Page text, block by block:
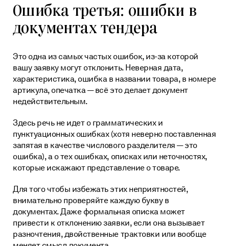
Ошибка третья: ошибки в
документах тендера
Это одна из самых частых ошибок, из-за которой
вашу заявку могут отклонить. Неверная дата,
характеристика, ошибка в названии товара, в номере
артикула, опечатка — всё это делает документ
недействительным.
Здесь речь не идет о грамматических и
пунктуационных ошибках (хотя неверно поставленная
запятая в качестве числового разделителя — это
ошибка), а о тех ошибках, описках или неточностях,
которые искажают представление о товаре.
Для того чтобы избежать этих неприятностей,
внимательно проверяйте каждую букву в
документах. Даже формальная описка может
привести к отклонению заявки, если она вызывает
разночтения, двойственные трактовки или вообще